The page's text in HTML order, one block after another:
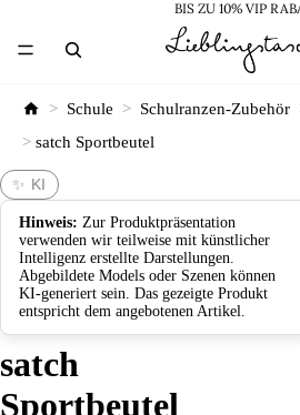
BIS ZU 10% VIP
> Schule > Schulranzen-Zubehör
> satch Sportbeutel
✨ KI
Hinweis: Zur Produktpräsentation
verwenden wir teilweise mit künstlicher
Intelligenz erstellte Darstellungen.
Abgebildete Models oder Szenen können
KI-generiert sein. Das gezeigte Produkt
entspricht dem angebotenen Artikel.
satch
Sportbeutel